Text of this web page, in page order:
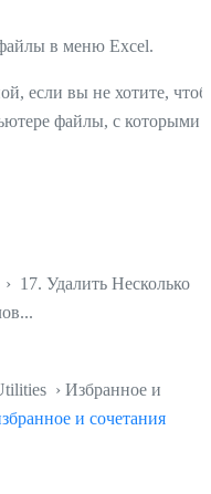
в меню Excel.
если вы не хотите,
файлы, с которыми
› 17. Удалить Несколько
› Избранное и
и сочетания